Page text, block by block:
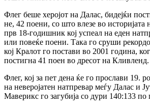
Флег беше херојот на Далас, бидејќи
не, 42 поени, со што влезе во
прв 18-годишник кој успеал на еден
или повеќе поени. Така го сруши
кој Кралот го постави во 2001 година,
постигна 41 поен во дресот на Кливленд.
Флег, кој за пет дена ќе го прослави 19.
на неверојатен натпревар меѓу Далас и
Маверикс го загубија со дури 140:133